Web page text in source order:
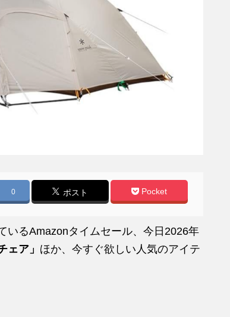
0 ポスト Pocket
いるAmazonタイムセール、今日2026年
ェア」 ほか、今すぐ欲しい人気のアイテ